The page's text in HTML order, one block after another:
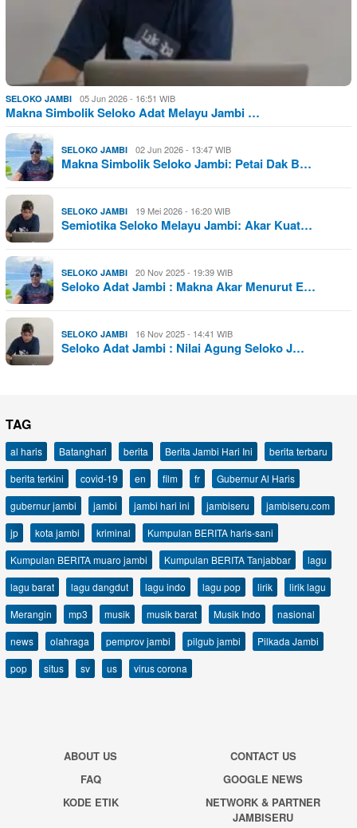
SELOKO JAMBI 05 Jun 2026 - 16:51 WIB
Makna Simbolik Seloko Adat Melayu Jambi …
SELOKO JAMBI 02 Jun 2026 - 13:47 WIB
Makna Simbolik Seloko Jambi: Petai Dak B…
SELOKO JAMBI 19 Mei 2026 - 16:20 WIB
Semiotika Seloko Melayu Jambi: Akar Kuat…
SELOKO JAMBI 20 Nov 2025 - 19:39 WIB
Seloko Adat Jambi : Makna Akar Menurut E…
SELOKO JAMBI 16 Nov 2025 - 14:41 WIB
Seloko Adat Jambi : Nilai Agung Seloko J…
TAG
al haris Batanghari berita Berita Jambi Hari Ini
berita terbaru
berita terkini
covid-19 en film fr
Gubernur Al Haris
gubernur jambi
jambi jambi hari ini jambiseru
jambiseru.com
jp
kota jambi kriminal
Kumpulan BERITA haris-sani
Kumpulan BERITA muaro jambi
Kumpulan BERITA Tanjabbar
lagu
lagu barat
lagu dangdut lagu indo lagu pop lirik
lirik lagu
Merangin
mp3 musik musik barat Musik Indo
nasional
news
olahraga pemprov jambi pilgub jambi
Pilkada Jambi
pop
situs sv us virus corona
ABOUT US
CONTACT US
FAQ
GOOGLE NEWS
KODE ETIK
NETWORK & PARTNER
JAMBISERU